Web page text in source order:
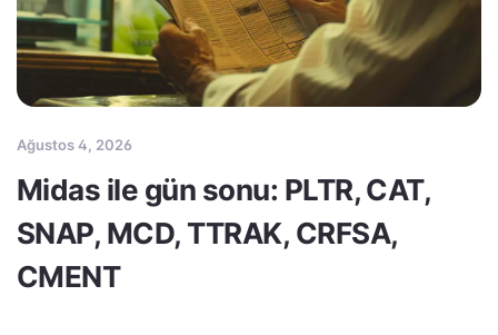
Ağustos 4, 2026
Midas ile gün sonu: PLTR, CAT,
SNAP, MCD, TTRAK, CRFSA,
CMENT